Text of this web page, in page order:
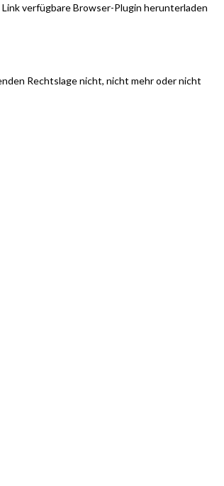
verfügbare Browser-Plugin herunterladen
Rechtslage nicht, nicht mehr oder nicht